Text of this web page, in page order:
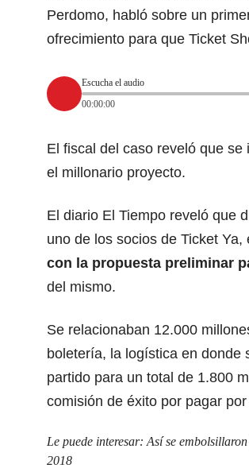
Perdomo, habló sobre un
ofrecimiento para que Ticket
Escucha el audio
00:00:00
El fiscal del caso reveló que
el millonario proyecto.
El diario El Tiempo reveló que
uno de los socios de Ticket
con la propuesta preliminar
del mismo.
Se relacionaban 12.000
boletería, la logística en donde
partido para un total de 1.800
comisión de éxito por pagar
Le puede interesar: Así se
2018